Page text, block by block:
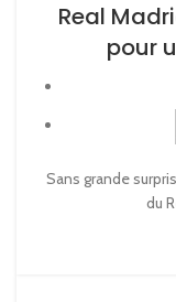
Real
pour
Sans grande
du